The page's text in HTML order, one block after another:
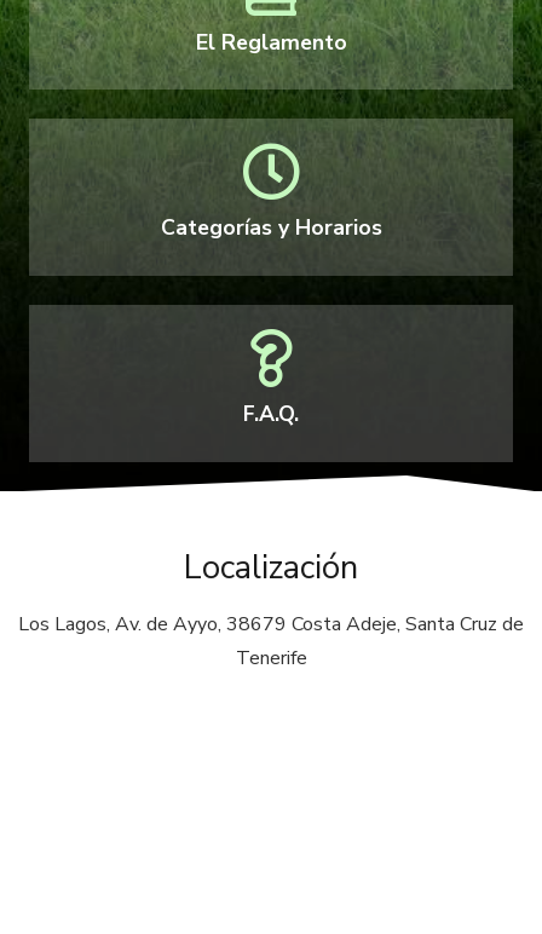
El Reglamento
Categorías y Horarios
F.A.Q.
Localización
Los Lagos, Av. de Ayyo, 38679 Costa Adeje, Santa Cruz de
Tenerife